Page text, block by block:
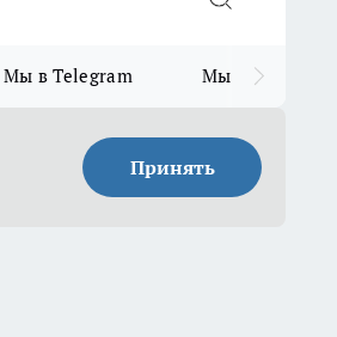
Мы в Telegram Мы в MAX
Принять